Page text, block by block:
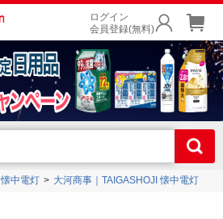
ログイン
会員登録(無料)
懐中電灯 大河商事｜TAIGASHOJI 懐中電灯